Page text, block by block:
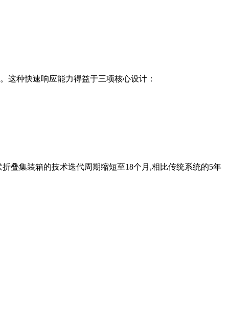
这种快速响应能力得益于三项核心设计：
叠集装箱的技术迭代周期缩短至18个月,相比传统系统的5年